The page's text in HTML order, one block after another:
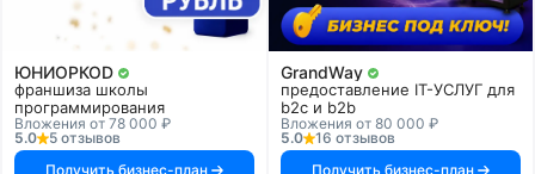
ЮНИОРКОD
франшиза школы
программирования
Вложения от 78 000 ₽
5.0
5 отзывов
Получить бизнес-план
GrandWay
предоставление IT-УСЛУГ для
b2c и b2b
Вложения от 80 000 ₽
5.0
16 отзывов
Получить бизнес-план